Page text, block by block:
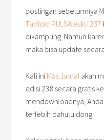
postingan sebelumnya
Tabloid PULSA edisi 237
dikampung. Namun
maka bisa update
Kali ini Mas Jamal akan
edisi 238 secara gratis
mendownloadnya,
terlebih dahulu dong.